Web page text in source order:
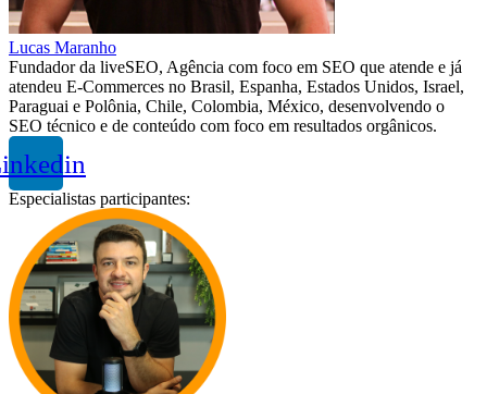
Lucas Maranho
Fundador da liveSEO, Agência com foco em SEO que atende e já
atendeu E-Commerces no Brasil, Espanha, Estados Unidos, Israel,
Paraguai e Polônia, Chile, Colombia, México, desenvolvendo o
SEO técnico e de conteúdo com foco em resultados orgânicos.
Especialistas participantes: